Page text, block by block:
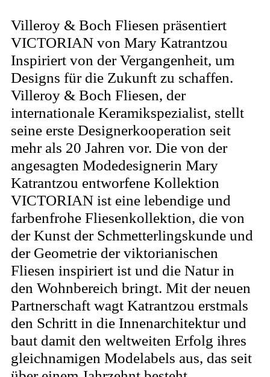
Villeroy & Boch Fliesen präsentiert
VICTORIAN von Mary Katrantzou
Inspiriert von der Vergangenheit, um
Designs für die Zukunft zu schaffen.
Villeroy & Boch Fliesen, der
internationale Keramikspezialist, stellt
seine erste Designerkooperation seit
mehr als 20 Jahren vor. Die von der
angesagten Modedesignerin Mary
Katrantzou entworfene Kollektion
VICTORIAN ist eine lebendige und
farbenfrohe Fliesenkollektion, die von
der Kunst der Schmetterlingskunde und
der Geometrie der viktorianischen
Fliesen inspiriert ist und die Natur in
den Wohnbereich bringt. Mit der neuen
Partnerschaft wagt Katrantzou erstmals
den Schritt in die Innenarchitektur und
baut damit den weltweiten Erfolg ihres
gleichnamigen Modelabels aus, das seit